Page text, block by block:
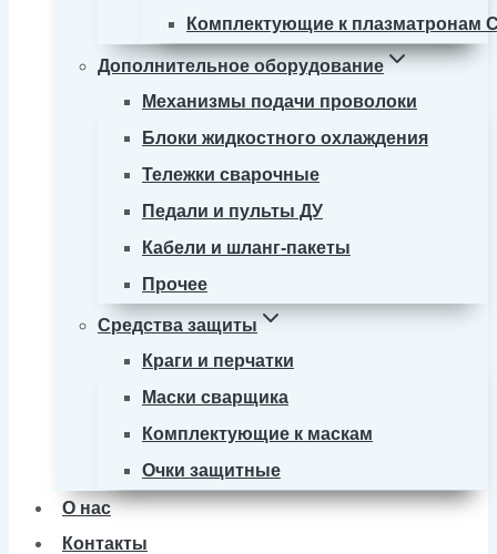
Комплектующие к плазматронам
Дополнительное оборудование
Механизмы подачи проволоки
Блоки жидкостного охлаждения
Тележки сварочные
Педали и пульты ДУ
Кабели и шланг-пакеты
Прочее
Средства защиты
Краги и перчатки
Маски сварщика
Комплектующие к маскам
Очки защитные
О нас
Контакты